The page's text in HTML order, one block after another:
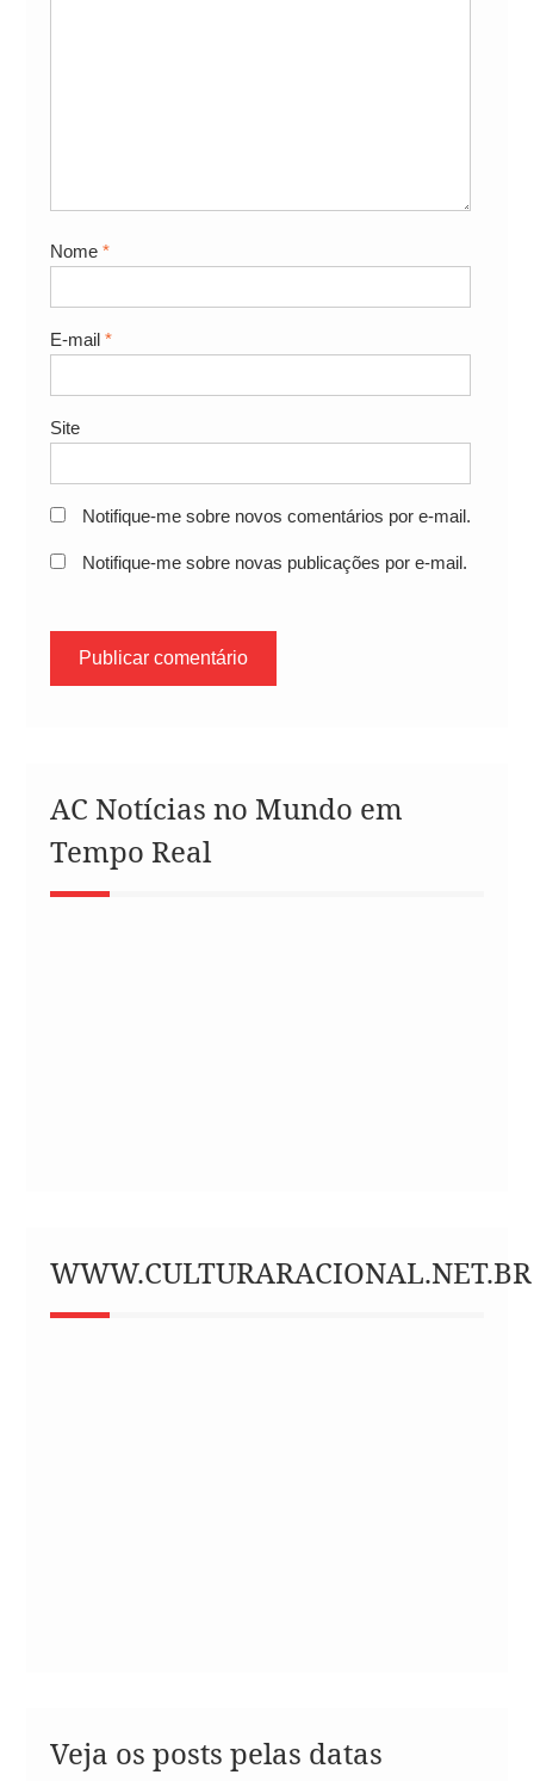
Nome *
E-mail *
Site
Notifique-me sobre novos comentários por e-mail.
Notifique-me sobre novas publicações por e-mail.
AC Notícias no Mundo em
Tempo Real
WWW.CULTURARACIONAL.NET.BR
Veja os posts pelas datas